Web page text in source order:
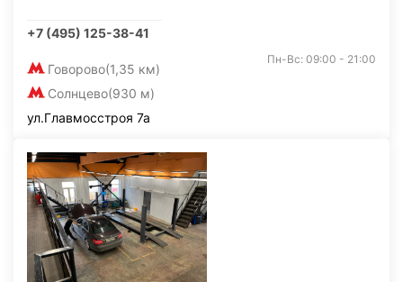
+7 (495) 125-38-41
Говорово(1,35 км)
Солнцево(930 м)
Пн-Вс: 09:00 - 21:00
ул.Главмосстроя 7а